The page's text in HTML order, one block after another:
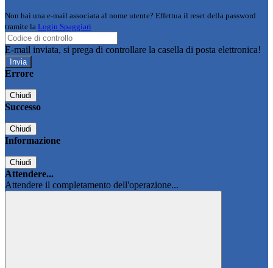
Non hai una e-mail associata al nome utente? Effettua il reset della password
tramite la Login Spaggiari
E-mail inviata, si prega di controllare la casella di posta elettronica!
Errore
Chiudi
Successo
Chiudi
Informazione
Chiudi
Attendere...
Attendere il completamento dell'operazione...